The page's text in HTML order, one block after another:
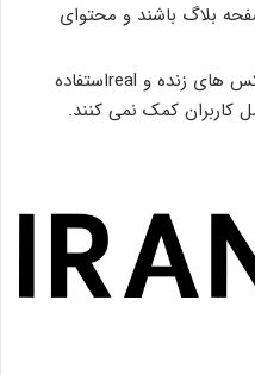
بلاگ باشند و محتوای
در سایت های قنادی باید از عکس های زنده و realاستفاده
کاربران کمک نمی کنند.